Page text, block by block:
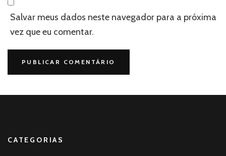
Salvar meus dados neste navegador para a próxima
vez que eu comentar.
CATEGORIAS